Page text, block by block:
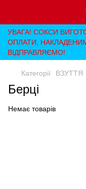
УВАГА! СОКСИ
ОПЛАТИ,
ВІДПРАВЛЯЄМО!
Категорії ВЗУТТЯ
Берці
Немає товарів